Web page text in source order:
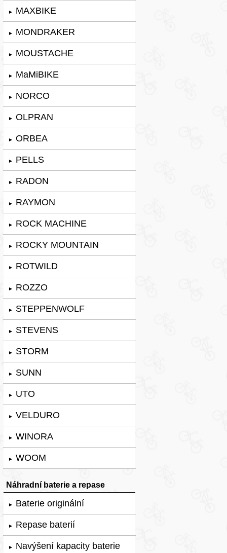
► MAXBIKE
► MONDRAKER
► MOUSTACHE
► MaMiBIKE
► NORCO
► OLPRAN
► ORBEA
► PELLS
► RADON
► RAYMON
► ROCK MACHINE
► ROCKY MOUNTAIN
► ROTWILD
► ROZZO
► STEPPENWOLF
► STEVENS
► STORM
► SUNN
► UTO
► VELDURO
► WINORA
► WOOM
Náhradní baterie a repase
► Baterie originální
► Repase baterií
► Navýšení kapacity baterie